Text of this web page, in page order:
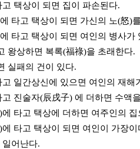
택상이 되면 집이 파손된다.
타고 택상이 되면 가신의 노(怒)
타고 택상이 되면 여인의 병사가
상하면 복록(福祿)을 초래한다.
실패의 건이 있다.
일간상신에 있으면 여인의 재해
진술자(辰戌子) 에 더하면 수액
타고 택상에 더하면 여주인의 집
타고 택상이 되면 여인이 가장이
어난다.